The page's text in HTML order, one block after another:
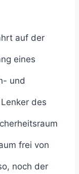
auf der
eines
und
des
frei von
noch der